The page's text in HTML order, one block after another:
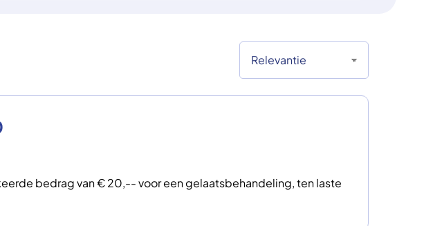
bedrag van € 20,-- voor een gelaatsbehandeling, ten laste